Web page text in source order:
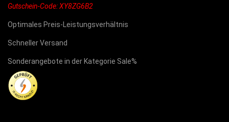
Gutschein-Code: XY8ZG6B2
Optimales Preis-Leistungsverhältnis
Schneller Versand
Sonderangebote in der Kategorie Sale%